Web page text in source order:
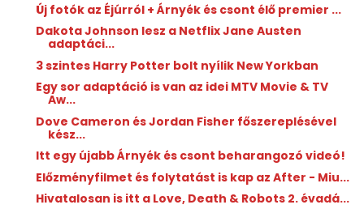
Új fotók az Éjúrról + Árnyék és csont élő premier ...
Dakota Johnson lesz a Netflix Jane Austen
adaptáci...
3 szintes Harry Potter bolt nyílik New Yorkban
Egy sor adaptáció is van az idei MTV Movie & TV
Aw...
Dove Cameron és Jordan Fisher főszereplésével
kész...
Itt egy újabb Árnyék és csont beharangozó videó!
Előzményfilmet és folytatást is kap az After - Miu...
Hivatalosan is itt a Love, Death & Robots 2. évadá...